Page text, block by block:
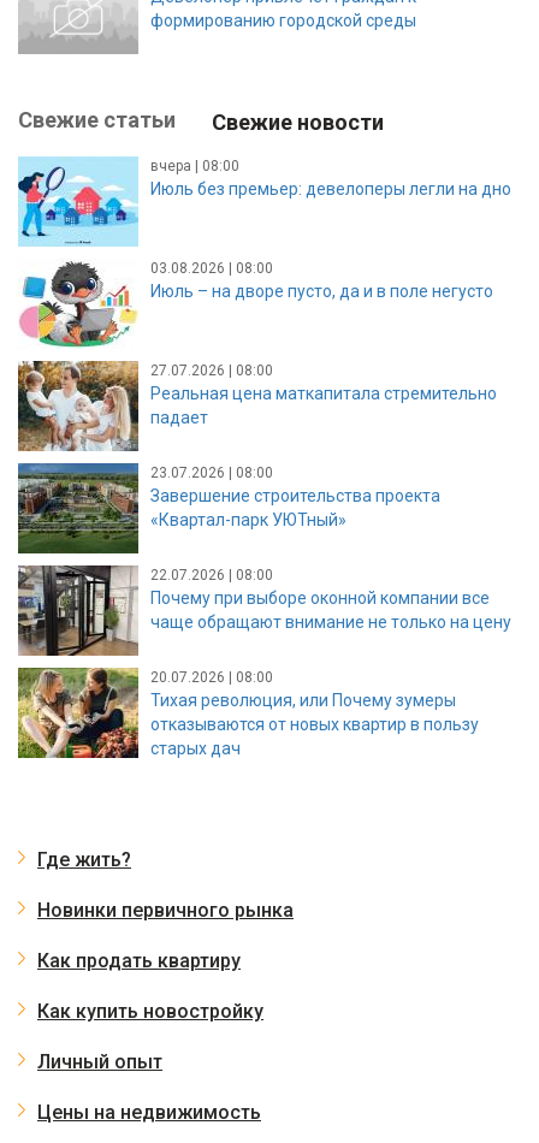
формированию городской среды
Свежие статьи Свежие новости
вчера | 08:00
Июль без премьер: девелоперы легли на дно
03.08.2026 | 08:00
Июль – на дворе пусто, да и в поле негусто
27.07.2026 | 08:00
Реальная цена маткапитала стремительно
падает
23.07.2026 | 08:00
Завершение строительства проекта
«Квартал-парк УЮТный»
22.07.2026 | 08:00
Почему при выборе оконной компании все
чаще обращают внимание не только на цену
20.07.2026 | 08:00
Тихая революция, или Почему зумеры
отказываются от новых квартир в пользу
старых дач
Где жить?
Новинки первичного рынка
Как продать квартиру
Как купить новостройку
Личный опыт
Цены на недвижимость